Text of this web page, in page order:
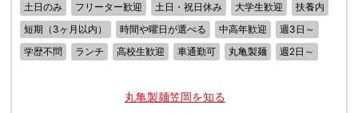
土日のみ
フリーター歓迎 土日・祝日休み 大学生歓迎
扶養内
短期（3ヶ月以内）
時間や曜日が選べる 中高年歓迎
週3日～
学歴不問
ランチ 高校生歓迎 車通勤可 丸亀製麺 週2日～
丸亀製麺笠岡を知る